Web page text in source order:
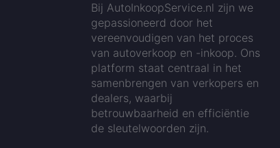
Bij AutoInkoopService.nl zijn we
gepassioneerd door het
vereenvoudigen van het proces
van autoverkoop en -inkoop. Ons
platform staat centraal in het
samenbrengen van verkopers en
dealers, waarbij
betrouwbaarheid en efficiëntie
de sleutelwoorden zijn.